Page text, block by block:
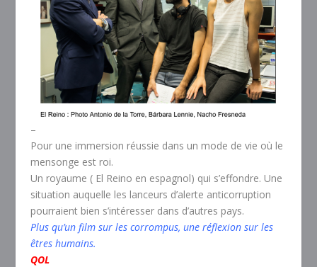
–
Pour une immersion réussie dans un mode de vie où le
mensonge est roi.
Un royaume ( El Reino en espagnol) qui s’effondre. Une
situation auquelle les lanceurs d’alerte anticorruption
pourraient bien s’intéresser dans d’autres pays.
Plus qu’un film sur les corrompus, une réflexion sur les
êtres humains.
QOL